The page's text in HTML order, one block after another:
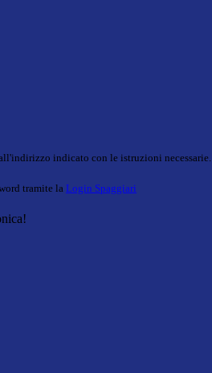
indicato con le istruzioni necessarie.
tramite la Login Spaggiari